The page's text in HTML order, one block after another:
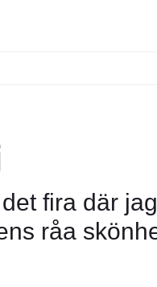
fira där
råa